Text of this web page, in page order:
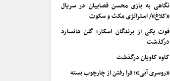
نگاهی به بازی محسن قصابیان در سریال
«کلاغ»/ استراتژی مکث و سکوت
فوت یکی از برندگان اسکار؛ گلن هانسارد
درگذشت
کاوه کاویان درگذشت
«روسری آبی»؛ فرا رفتن از چارچوب بسته